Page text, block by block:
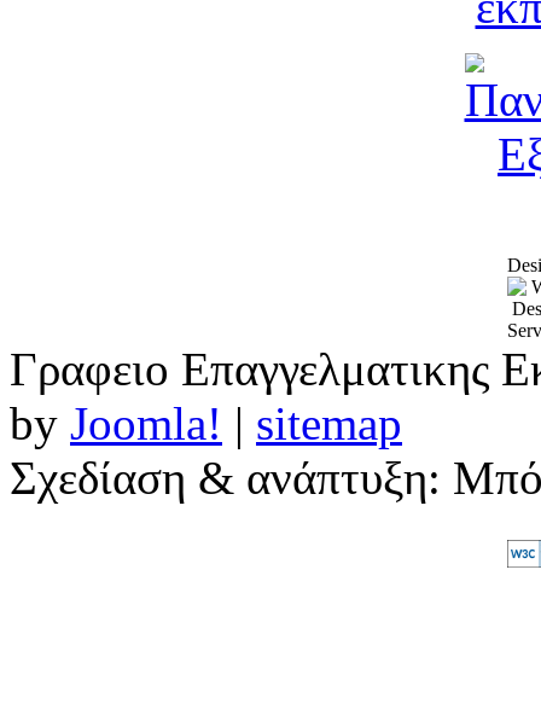
Γραφειο Επαγγελματικης
by Joomla! | sitemap
Σχεδίαση & ανάπτυξη: